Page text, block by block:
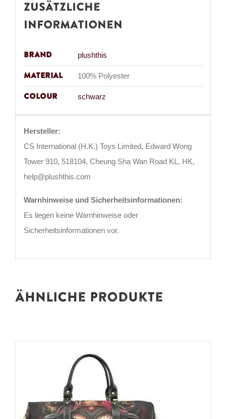
Zusätzliche
Informationen
Brand plushthis
Material 100% Polyester
Colour schwarz
Hersteller:
CS International (H.K.) Toys Limited, Edward Wong
Tower 910, 518104, Cheung Sha Wan Road KL, HK,
help@plushthis.com
Warnhinweise und Sicherheitsinformationen:
Es liegen keine Warnhinweise oder
Sicherheitsinformationen vor.
Ähnliche Produkte